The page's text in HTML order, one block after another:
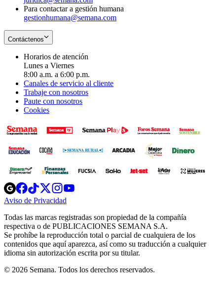
Para contactar a gestión humana
gestionhumana@semana.com
Contáctenos
Horarios de atención
Lunes a Viernes
8:00 a.m. a 6:00 p.m.
Canales de servicio al cliente
Trabaje con nosotros
Paute con nosotros
Cookies
Opens
in
new
Opens
in
new
Opens
in
new
window
Opens
new
windowwindow
Aviso de Privacidad
new
window
Todas las marcas registradas son propiedad de la compañía
respectiva o de PUBLICACIONES SEMANA S.A.
Se prohíbe la reproducción total o parcial de cualquiera de los
contenidos que aquí aparezca, así como su traducción a cualquier
idioma sin autorización escrita por su titular.
© 2026 Semana. Todos los derechos reservados.